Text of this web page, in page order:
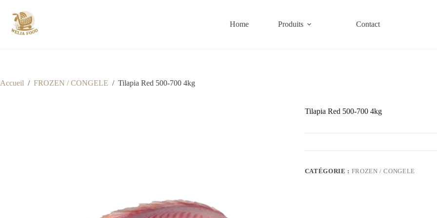
contenu
Home Produits Contact
Accueil / FROZEN / CONGELE / Tilapia Red 500-700 4kg
Tilapia Red 500-700 4kg
CATÉGORIE : FROZEN / CONGELE